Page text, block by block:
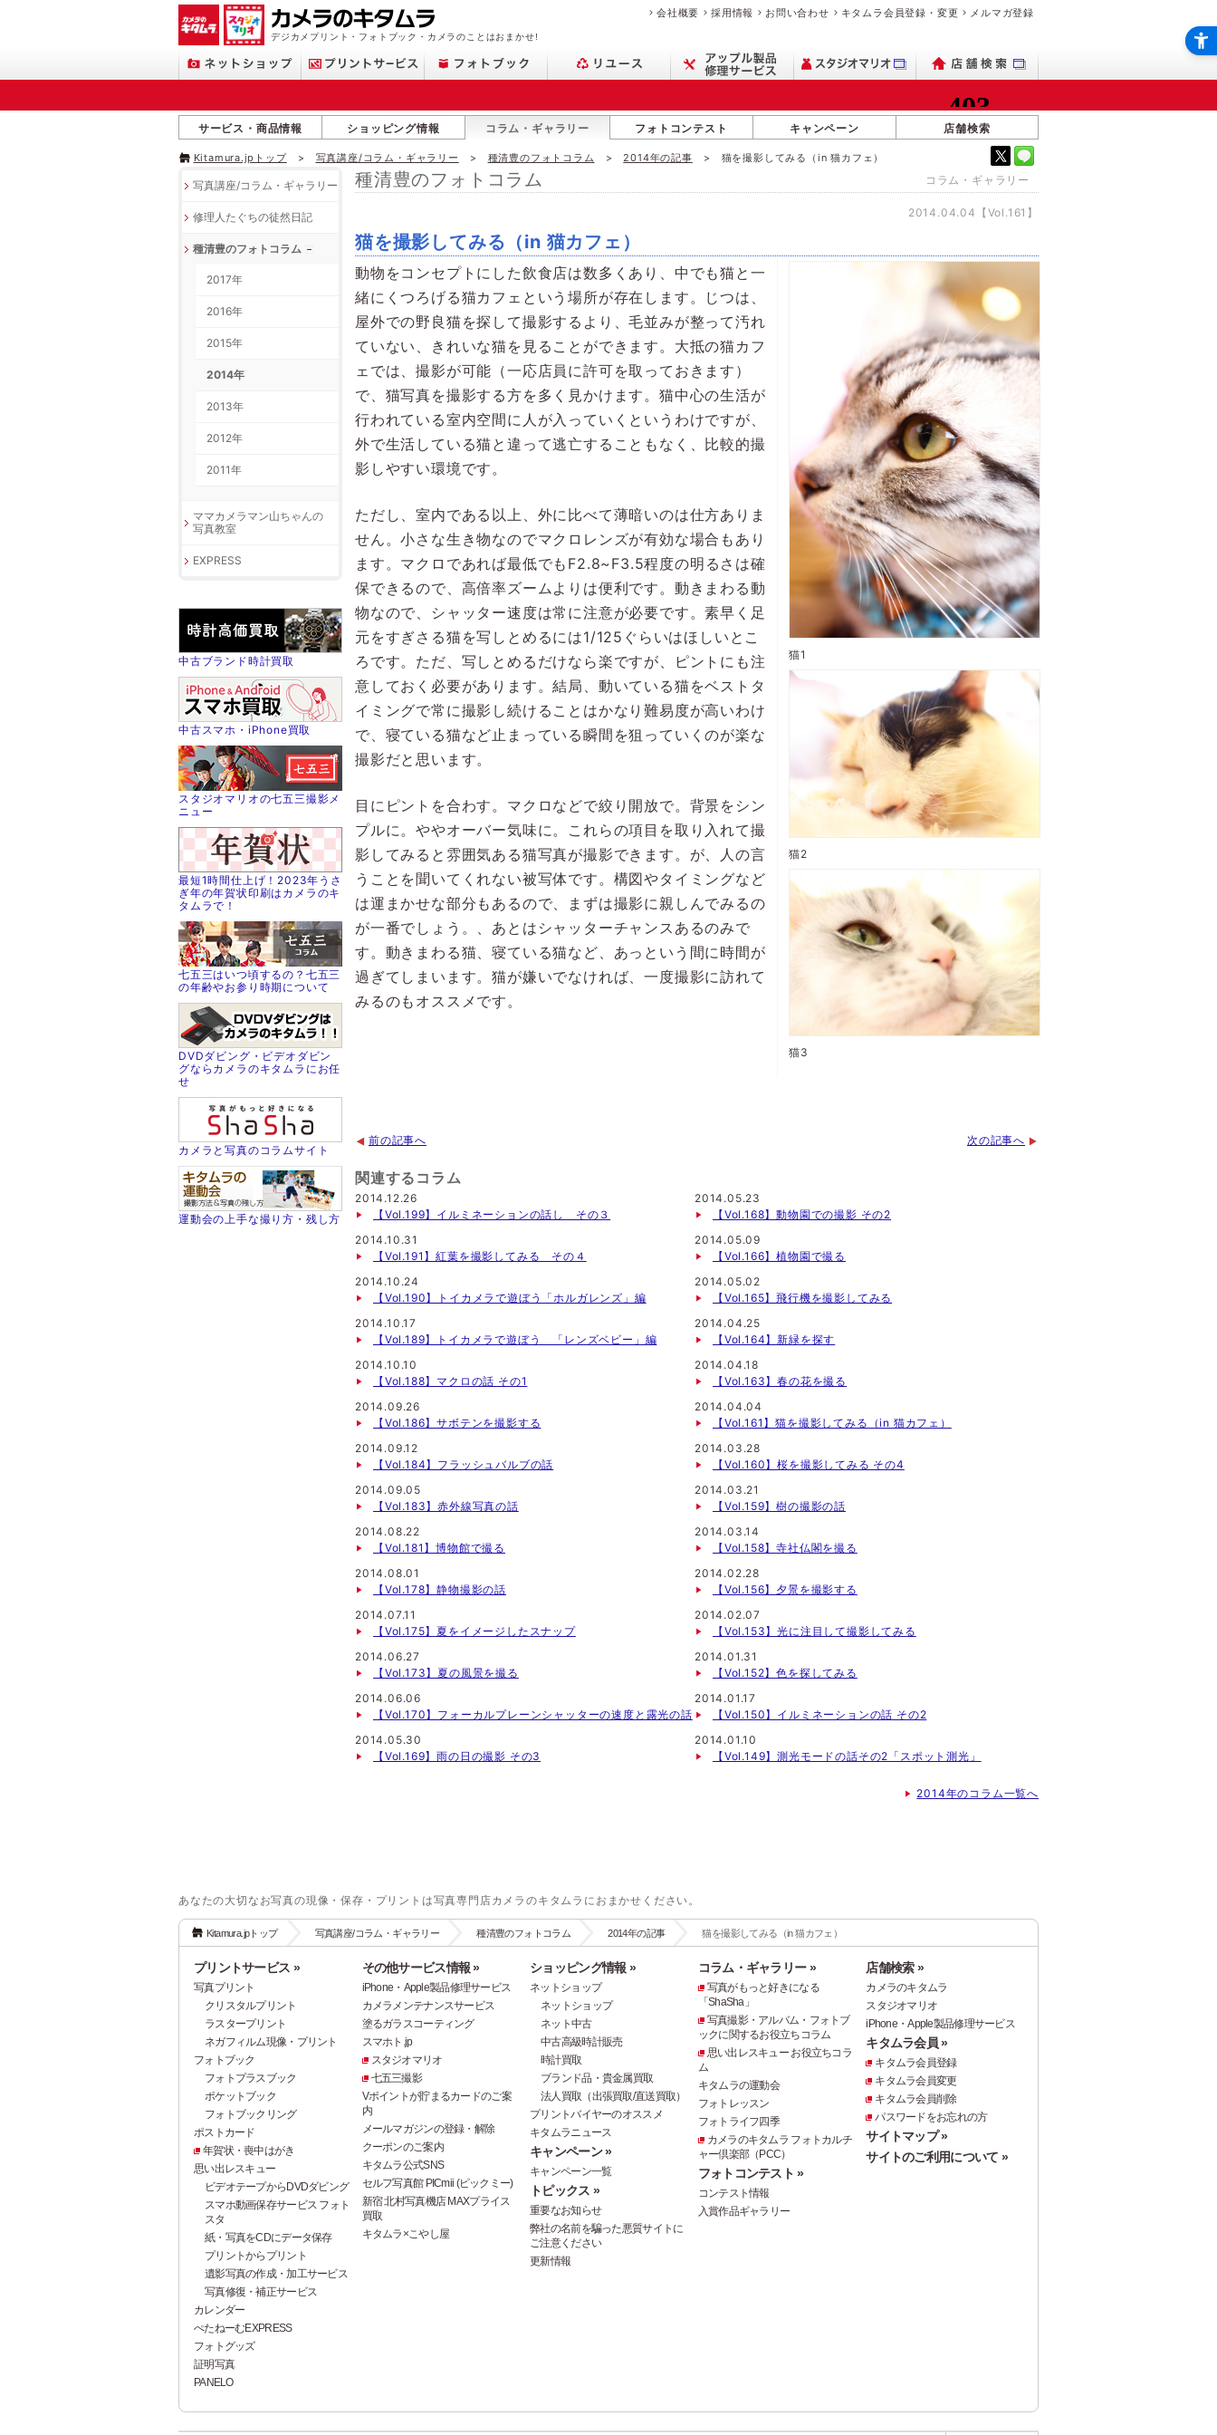
デジカメプリント・フォトブック・カメラのことはおまかせ!
会社概要 採用情報 お問い合わせ キタムラ会員登録・変更 メルマガ登録
サービス・商品情報 ショッピング情報 コラム・ギャラリー フォトコンテスト キャンペーン 店舗検索
Kitamura.jpトップ 写真講座/コラム・ギャラリー 種清豊のフォトコラム 2014年の記事 猫を撮影してみる（in 猫カフェ）
種清豊のフォトコラム コラム・ギャラリー
2014.04.04【Vol.161】
猫を撮影してみる（in 猫カフェ）
動物をコンセプトにした飲食店は数多くあり、中でも猫と一
緒にくつろげる猫カフェという場所が存在します。じつは、
屋外での野良猫を探して撮影するより、毛並みが整って汚れ
ていない、きれいな猫を見ることができます。大抵の猫カフ
ェでは、撮影が可能（一応店員に許可を取っておきます）
で、猫写真を撮影する方を多く見かけます。猫中心の生活が
行われている室内空間に人が入っていくというわけですが、
外で生活している猫と違って逃亡することもなく、比較的撮
影しやすい環境です。
ただし、室内である以上、外に比べて薄暗いのは仕方ありま
せん。小さな生き物なのでマクロレンズが有効な場合もあり
ます。マクロであれば最低でもF2.8~F3.5程度の明るさは確
保できるので、高倍率ズームよりは便利です。動きまわる動
物なので、シャッター速度は常に注意が必要です。素早く足
元をすぎさる猫を写しとめるには1/125ぐらいはほしいとこ
ろです。ただ、写しとめるだけなら楽ですが、ピントにも注
意しておく必要があります。結局、動いている猫をベストタ
イミングで常に撮影し続けることはかなり難易度が高いわけ
で、寝ている猫など止まっている瞬間を狙っていくのが楽な
撮影だと思います。
目にピントを合わす。マクロなどで絞り開放で。背景をシン
プルに。ややオーバー気味に。これらの項目を取り入れて撮
影してみると雰囲気ある猫写真が撮影できます。が、人の言
うことを聞いてくれない被写体です。構図やタイミングなど
は運まかせな部分もあるので、まずは撮影に親しんでみるの
が一番でしょう。、あとはシャッターチャンスあるのみで
す。動きまわる猫、寝ている猫など、あっという間に時間が
過ぎてしまいます。猫が嫌いでなければ、一度撮影に訪れて
みるのもオススメです。
前の記事へ 次の記事へ
関連するコラム
2014.12.26
【Vol.199】イルミネーションの話し その３
2014.10.31
【Vol.191】紅葉を撮影してみる その４
2014.10.24
【Vol.190】トイカメラで遊ぼう「ホルガレンズ」編
2014.10.17
【Vol.189】トイカメラで遊ぼう 「レンズベビー」編
2014.10.10
【Vol.188】マクロの話 その1
2014.09.26
【Vol.186】サボテンを撮影する
2014.09.12
【Vol.184】フラッシュバルブの話
2014.09.05
【Vol.183】赤外線写真の話
2014.08.22
【Vol.181】博物館で撮る
2014.08.01
【Vol.178】静物撮影の話
2014.07.11
【Vol.175】夏をイメージしたスナップ
2014.06.27
【Vol.173】夏の風景を撮る
2014.06.06
【Vol.170】フォーカルプレーンシャッターの速度と露光の話
2014.05.30
【Vol.169】雨の日の撮影 その3
2014.05.23
【Vol.168】動物園での撮影 その2
2014.05.09
【Vol.166】植物園で撮る
2014.05.02
【Vol.165】飛行機を撮影してみる
2014.04.25
【Vol.164】新緑を探す
2014.04.18
【Vol.163】春の花を撮る
2014.04.04
【Vol.161】猫を撮影してみる（in 猫カフェ）
2014.03.28
【Vol.160】桜を撮影してみる その4
2014.03.21
【Vol.159】樹の撮影の話
2014.03.14
【Vol.158】寺社仏閣を撮る
2014.02.28
【Vol.156】夕景を撮影する
2014.02.07
【Vol.153】光に注目して撮影してみる
2014.01.31
【Vol.152】色を探してみる
2014.01.17
【Vol.150】イルミネーションの話 その2
2014.01.10
【Vol.149】測光モードの話その2「スポット測光」
2014年のコラム一覧へ
写真講座/コラム・ギャラリー
修理人たぐちの徒然日記
種清豊のフォトコラム
2017年
2016年
2015年
2014年
2013年
2012年
2011年
ママカメラマン山ちゃんの
写真教室
EXPRESS
中古ブランド時計買取
中古スマホ・iPhone買取
スタジオマリオの七五三撮影メ
ニュー
最短1時間仕上げ！2023年うさ
ぎ年の年賀状印刷はカメラのキ
タムラで！
七五三はいつ頃するの？七五三
の年齢やお参り時期について
DVDダビング・ビデオダビン
グならカメラのキタムラにお任
せ
カメラと写真のコラムサイト
運動会の上手な撮り方・残し方
あなたの大切なお写真の現像・保存・プリントは写真専門店カメラのキタムラにおまかせください。
Kitamura.jpトップ 写真講座/コラム・ギャラリー 種清豊のフォトコラム 2014年の記事 猫を撮影してみる（in 猫カフェ）
プリントサービス »
写真プリント
クリスタルプリント
ラスタープリント
ネガフィルム現像・プリント
フォトブック
フォトプラスブック
ポケットブック
フォトブックリング
ポストカード
年賀状・喪中はがき
思い出レスキュー
ビデオテープからDVDダビング
スマホ動画保存サービス フォト
スタ
紙・写真をCDにデータ保存
プリントからプリント
遺影写真の作成・加工サービス
写真修復・補正サービス
カレンダー
ぺたねーむEXPRESS
フォトグッズ
証明写真
PANELO
その他サービス情報 »
iPhone・Apple製品修理サービス
カメラメンテナンスサービス
塗るガラスコーティング
スマホト.jp
スタジオマリオ
七五三撮影
Vポイントが貯まるカードのご案
内
メールマガジンの登録・解除
クーポンのご案内
キタムラ公式SNS
セルフ写真館 PICmii (ピックミー)
新宿 北村写真機店 MAXプライス
買取
キタムラ×こやし屋
ショッピング情報 »
ネットショップ
ネットショップ
ネット中古
中古高級時計販売
時計買取
ブランド品・貴金属買取
法人買取（出張買取/直送買取）
プリントバイヤーのオススメ
キタムラニュース
キャンペーン »
キャンペーン一覧
トピックス »
重要なお知らせ
弊社の名前を騙った悪質サイトに
ご注意ください
更新情報
コラム・ギャラリー »
写真がもっと好きになる
「ShaSha」
写真撮影・アルバム・フォトブ
ックに関するお役立ちコラム
思い出レスキュー お役立ちコラ
ム
キタムラの運動会
フォトレッスン
フォトライフ四季
カメラのキタムラ フォトカルチ
ャー倶楽部（PCC）
フォトコンテスト »
コンテスト情報
入賞作品ギャラリー
店舗検索 »
カメラのキタムラ
スタジオマリオ
iPhone・Apple製品修理サービス
キタムラ会員 »
キタムラ会員登録
キタムラ会員変更
キタムラ会員削除
パスワードをお忘れの方
サイトマップ »
サイトのご利用について »